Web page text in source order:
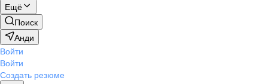
Ещё
Поиск
Анди
Войти
Войти
Создать резюме